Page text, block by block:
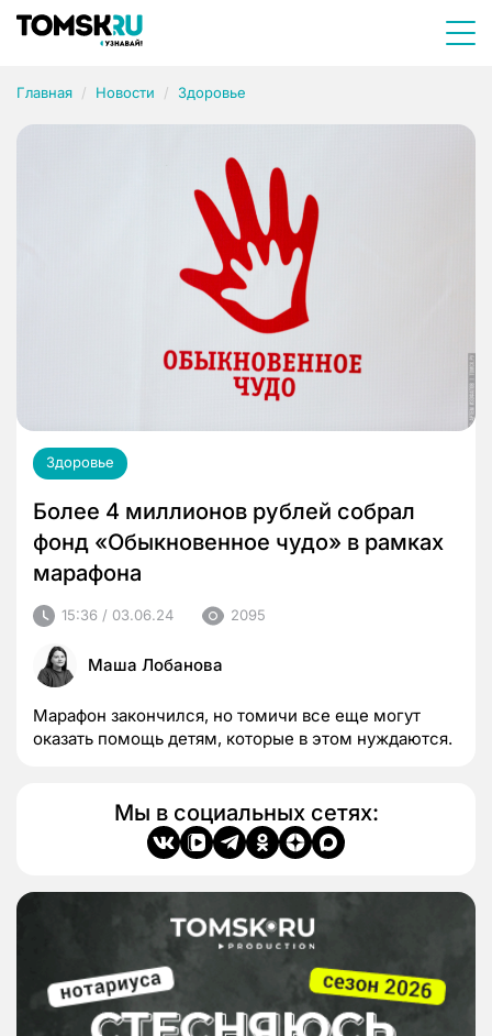
Главная Новости Здоровье
Здоровье
Более 4 миллионов рублей собрал
фонд «Обыкновенное чудо» в рамках
марафона
15:36 / 03.06.24 2095
Маша Лобанова
Марафон закончился, но томичи все еще могут
оказать помощь детям, которые в этом нуждаются.
Мы в социальных сетях: